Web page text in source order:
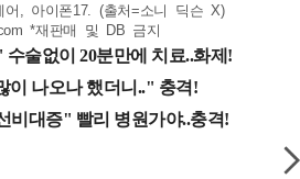
어, 아이폰17. (출처=소니 딕슨 X)
*재판매 및 DB 금지